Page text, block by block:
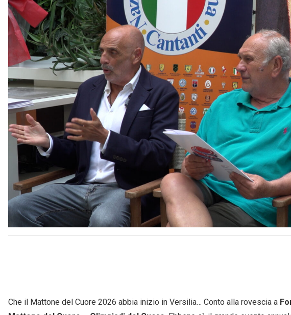
Che il Mattone del Cuore 2026 abbia inizio in Versilia… Conto alla rovescia a